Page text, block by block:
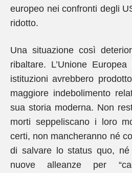
europeo nei confronti degli
ridotto.
Una situazione così
ribaltare. L’Unione
istituzioni avrebbero
maggiore indebolimento
sua storia moderna. Non
morti seppeliscano i loro
certi, non mancheranno né
di salvare lo status quo,
nuove alleanze per